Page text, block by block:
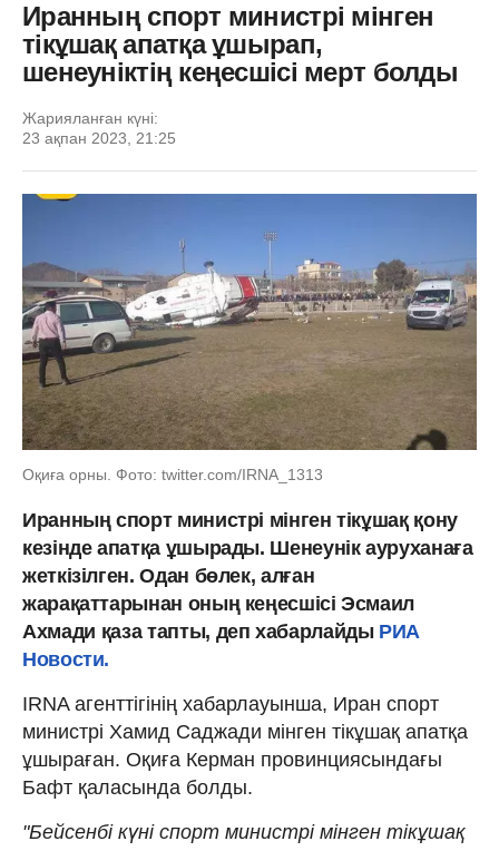
Иранның спорт министрі мінген
тікұшақ апатқа ұшырап,
шенеуніктің кеңесшісі мерт болды
Жарияланған күні:
23 ақпан 2023, 21:25
Оқиға орны. Фото: twitter.com/IRNA_1313
Иранның спорт министрі мінген тікұшақ қону
кезінде апатқа ұшырады. Шенеунік ауруханаға
жеткізілген. Одан бөлек, алған
жарақаттарынан оның кеңесшісі Эсмаил
Ахмади қаза тапты, деп хабарлайдыРИА
Новости.
IRNA агенттігінің хабарлауынша, Иран спорт
министрі Хамид Саджади мінген тікұшақ апатқа
ұшыраған. Оқиға Керман провинциясындағы
Бафт қаласында болды.
"Бейсенбі күні спорт министрі мінген тікұшақ